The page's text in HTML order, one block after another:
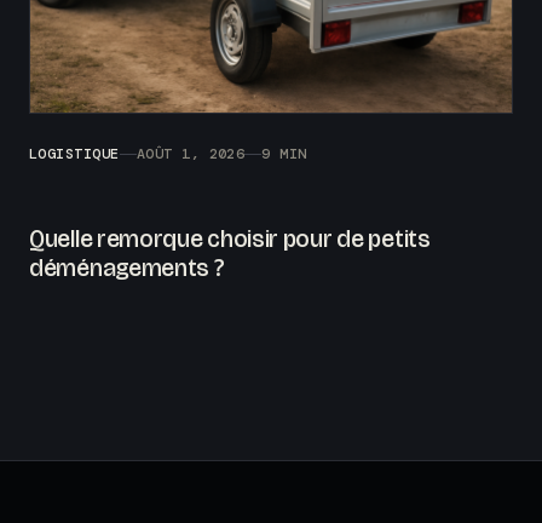
LOGISTIQUE AOÛT 1, 2026 9 MIN
Quelle remorque choisir pour de petits
déménagements ?